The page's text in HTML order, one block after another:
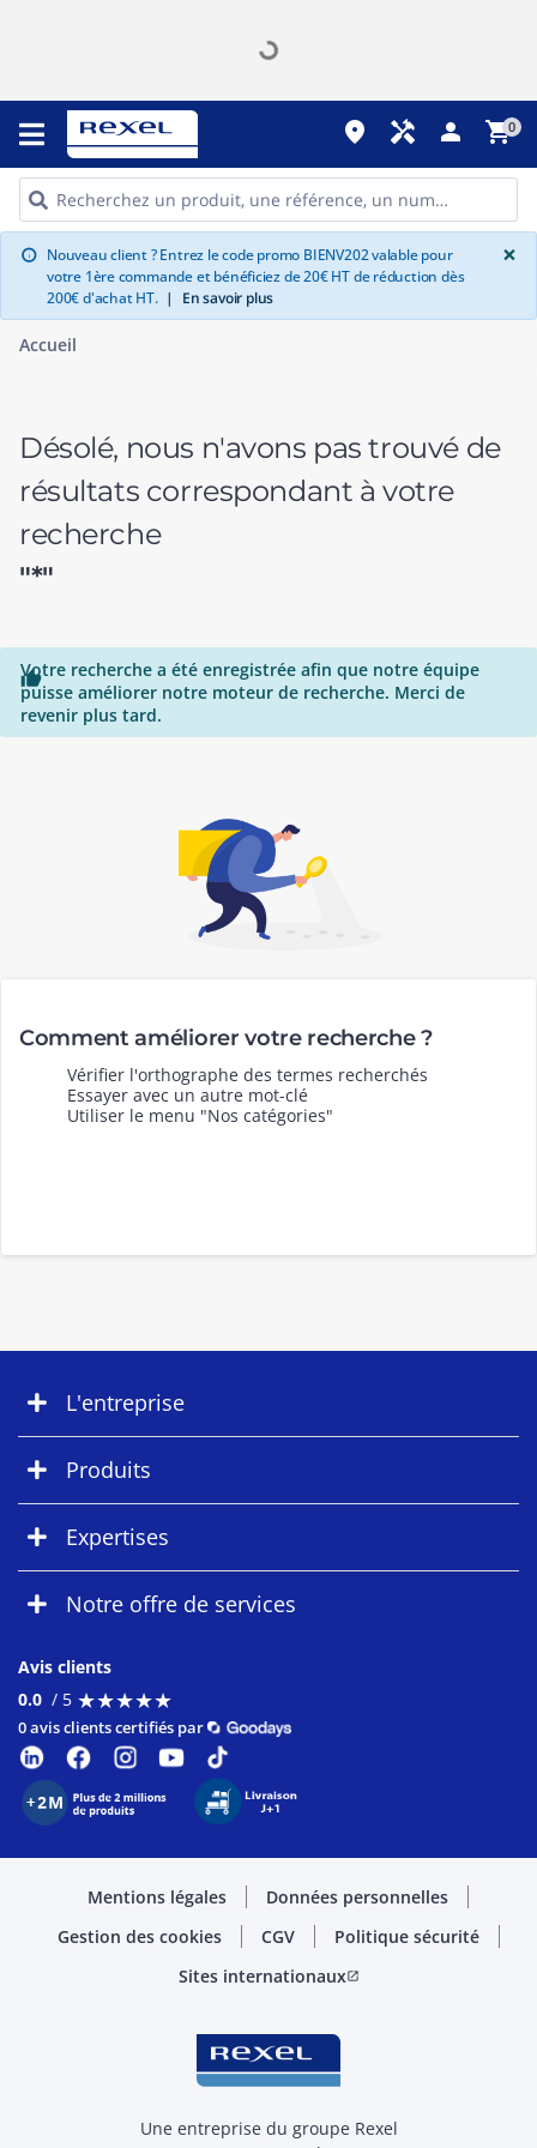
place handyman person shopping_cart0
info Nouveau client ? Entrez le code promo BIENV202 valable pour
votre 1ère commande et bénéficiez de 20€ HT de réduction dès
200€ d'achat HT. | En savoir plus
×
Accueil
Désolé, nous n'avons pas trouvé de
résultats correspondant à votre
recherche
"*"

Votre recherche a été enregistrée afin que notre équipe
puisse améliorer notre moteur de recherche. Merci de
revenir plus tard.
Comment améliorer votre recherche ?
Vérifier l'orthographe des termes recherchés
Essayer avec un autre mot-clé
Utiliser le menu "Nos catégories"
L'entreprise
Produits
Expertises
Notre offre de services
Avis clients
0.0 / 5 ★★★★★
★★★★★
0 avis clients certifiés par
Mentions légales
Données personnelles
Gestion des cookies
CGV
Politique sécurité
Sites internationauxopen_in_new
Une entreprise du groupe Rexel